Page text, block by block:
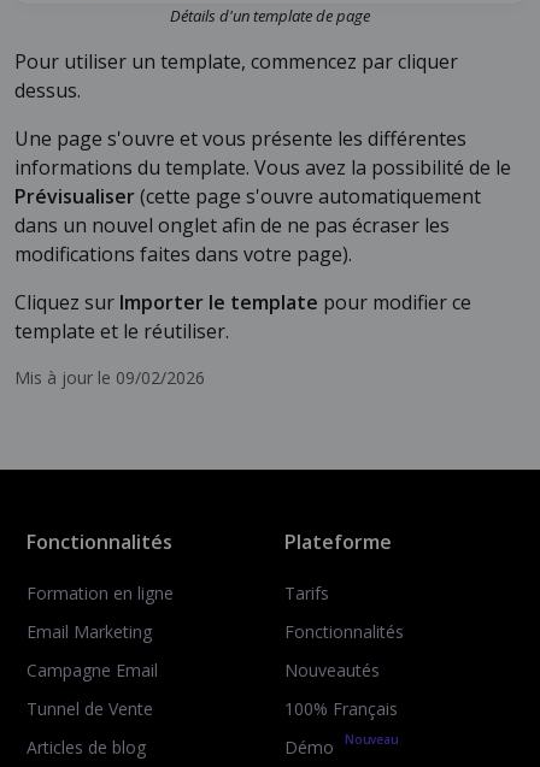
Détails d'un template de page
Pour utiliser un template, commencez par cliquer
dessus.
Une page s'ouvre et vous présente les différentes
informations du template. Vous avez la possibilité de le
Prévisualiser(cette page s'ouvre automatiquement
dans un nouvel onglet afin de ne pas écraser les
modifications faites dans votre page).
Cliquez sur Importer le template pour modifier ce
template et le réutiliser.
Mis à jour le 09/02/2026
Fonctionnalités
Formation en ligne
Email Marketing
Campagne Email
Tunnel de Vente
Articles de blog
Plateforme
Tarifs
Fonctionnalités
Nouveautés
100% Français
Démo
Nouveau